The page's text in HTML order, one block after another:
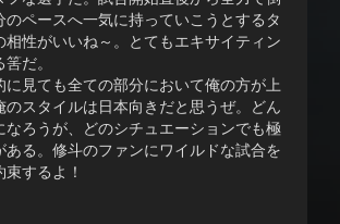
のペースへ一気に持っていこうとするタ
相性がいいね～。とてもエキサイティン
だ。
見ても全ての部分において俺の方が上
のスタイルは日本向きだと思うぜ。どん
なろうが、どのシチュエーションでも極
ある。修斗のファンにワイルドな試合を
するよ！